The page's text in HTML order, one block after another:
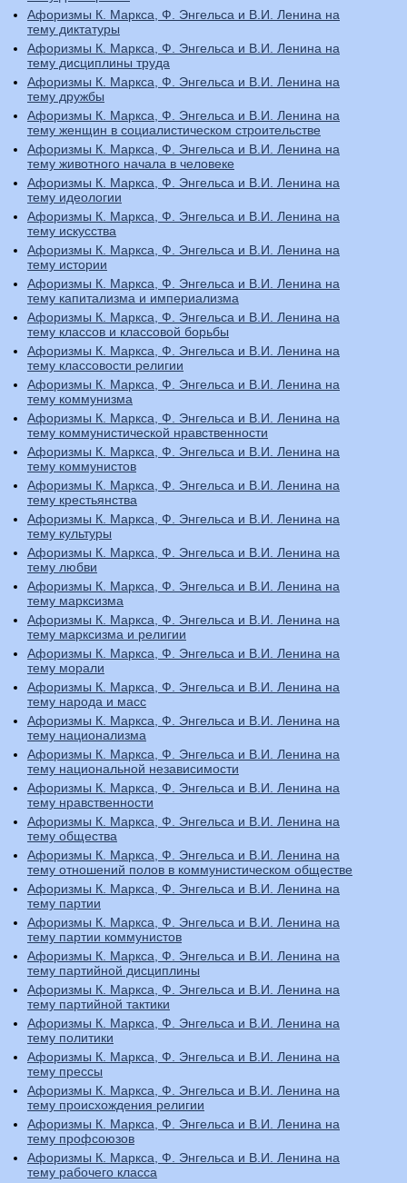
Афоризмы К. Маркса, Ф. Энгельса и В.И. Ленина на
тему диктатуры
Афоризмы К. Маркса, Ф. Энгельса и В.И. Ленина на
тему дисциплины труда
Афоризмы К. Маркса, Ф. Энгельса и В.И. Ленина на
тему дружбы
Афоризмы К. Маркса, Ф. Энгельса и В.И. Ленина на
тему женщин в социалистическом строительстве
Афоризмы К. Маркса, Ф. Энгельса и В.И. Ленина на
тему животного начала в человеке
Афоризмы К. Маркса, Ф. Энгельса и В.И. Ленина на
тему идеологии
Афоризмы К. Маркса, Ф. Энгельса и В.И. Ленина на
тему искусства
Афоризмы К. Маркса, Ф. Энгельса и В.И. Ленина на
тему истории
Афоризмы К. Маркса, Ф. Энгельса и В.И. Ленина на
тему капитализма и империализма
Афоризмы К. Маркса, Ф. Энгельса и В.И. Ленина на
тему классов и классовой борьбы
Афоризмы К. Маркса, Ф. Энгельса и В.И. Ленина на
тему классовости религии
Афоризмы К. Маркса, Ф. Энгельса и В.И. Ленина на
тему коммунизма
Афоризмы К. Маркса, Ф. Энгельса и В.И. Ленина на
тему коммунистической нравственности
Афоризмы К. Маркса, Ф. Энгельса и В.И. Ленина на
тему коммунистов
Афоризмы К. Маркса, Ф. Энгельса и В.И. Ленина на
тему крестьянства
Афоризмы К. Маркса, Ф. Энгельса и В.И. Ленина на
тему культуры
Афоризмы К. Маркса, Ф. Энгельса и В.И. Ленина на
тему любви
Афоризмы К. Маркса, Ф. Энгельса и В.И. Ленина на
тему марксизма
Афоризмы К. Маркса, Ф. Энгельса и В.И. Ленина на
тему марксизма и религии
Афоризмы К. Маркса, Ф. Энгельса и В.И. Ленина на
тему морали
Афоризмы К. Маркса, Ф. Энгельса и В.И. Ленина на
тему народа и масс
Афоризмы К. Маркса, Ф. Энгельса и В.И. Ленина на
тему национализма
Афоризмы К. Маркса, Ф. Энгельса и В.И. Ленина на
тему национальной независимости
Афоризмы К. Маркса, Ф. Энгельса и В.И. Ленина на
тему нравственности
Афоризмы К. Маркса, Ф. Энгельса и В.И. Ленина на
тему общества
Афоризмы К. Маркса, Ф. Энгельса и В.И. Ленина на
тему отношений полов в коммунистическом обществе
Афоризмы К. Маркса, Ф. Энгельса и В.И. Ленина на
тему партии
Афоризмы К. Маркса, Ф. Энгельса и В.И. Ленина на
тему партии коммунистов
Афоризмы К. Маркса, Ф. Энгельса и В.И. Ленина на
тему партийной дисциплины
Афоризмы К. Маркса, Ф. Энгельса и В.И. Ленина на
тему партийной тактики
Афоризмы К. Маркса, Ф. Энгельса и В.И. Ленина на
тему политики
Афоризмы К. Маркса, Ф. Энгельса и В.И. Ленина на
тему прессы
Афоризмы К. Маркса, Ф. Энгельса и В.И. Ленина на
тему происхождения религии
Афоризмы К. Маркса, Ф. Энгельса и В.И. Ленина на
тему профсоюзов
Афоризмы К. Маркса, Ф. Энгельса и В.И. Ленина на
тему рабочего класса